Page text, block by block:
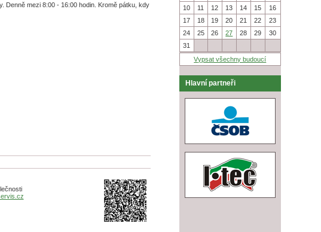
10
11 12 13 14 15
16
17
18 19 20 21 22
23
24
25 26 27 28 29
30
31
Vypsat všechny budoucí
Hlavní partneři
Denně mezi 8:00 - 16:00 hodin. Kromě pátku, kdy